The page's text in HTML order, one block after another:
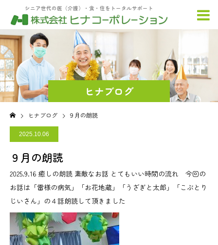
シニア世代の医（介護）・食・住をトータルサポート
ヒナブログ
ヒナブログ ９月の朗読
2025.10.06
９月の朗読
2025.9.16 癒しの朗読 素敵なお話 とてもいい時間の流れ 今回の
お話は「雷様の病気」「お花地蔵」「うざぎと太郎」「こぶとり
じいさん」の４話朗読して頂きました